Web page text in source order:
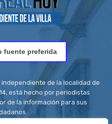
fuente preferida
de la localidad de
está hecho por periodistas
de la información para sus